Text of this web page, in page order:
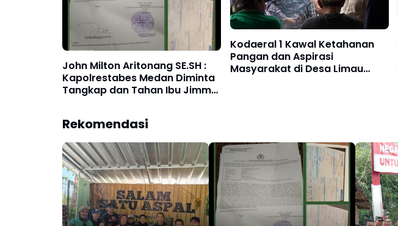
John Milton Aritonang SE.SH :
Kapolrestabes Medan Diminta
Tangkap dan Tahan Ibu Jimmy
Kodaeral 1 Kawal Ketahanan
Pangan dan Aspirasi
Masyarakat di Desa Limau
Rekomendasi